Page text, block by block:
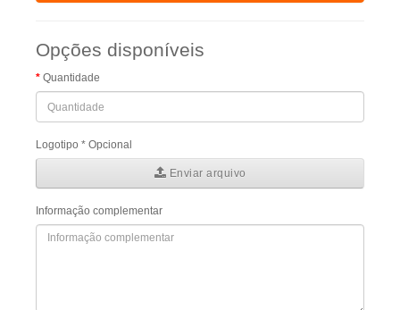
Opções disponíveis
Quantidade
Logotipo * Opcional
Enviar arquivo
Informação complementar